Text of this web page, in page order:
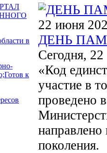
22 июня
ДЕНЬ
Сегодня,
«Код
участие в
проведено
направлено
поколения.